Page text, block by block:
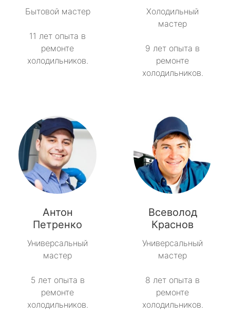
Бытовой мастер
11 лет опыта в
ремонте
холодильников.
Холодильный
мастер
9 лет опыта в
ремонте
холодильников.
Антон
Петренко
Универсальный
мастер
5 лет опыта в
ремонте
холодильников.
Всеволод
Краснов
Универсальный
мастер
8 лет опыта в
ремонте
холодильников.